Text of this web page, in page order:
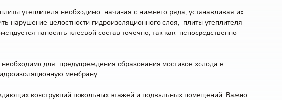
утеплителя необходимо начиная с нижнего ряда, устанавливая их
нарушение целостности гидроизоляционного слоя, плиты утеплителя
наносить клеевой состав точечно, так как непосредственно
для предупреждения образования мостиков холода в
мембрану.
конструкций цокольных этажей и подвальных помещений. Важно